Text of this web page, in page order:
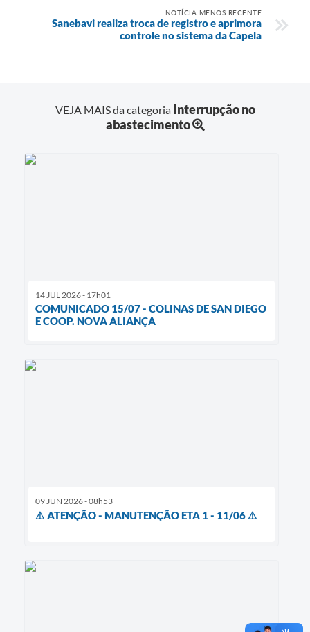
NOTÍCIA MENOS RECENTE
Sanebavi realiza troca de registro e aprimora
controle no sistema da Capela
VEJA MAIS da categoria Interrupção no
abastecimento
14 JUL 2026 - 17h01
COMUNICADO 15/07 - COLINAS DE SAN DIEGO
E COOP. NOVA ALIANÇA
09 JUN 2026 - 08h53
⚠️ ATENÇÃO - MANUTENÇÃO ETA 1 - 11/06 ⚠️